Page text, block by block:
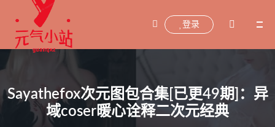
登录
Sayathefox次元图包合集[已更49期]：异
域coser暖心诠释二次元经典